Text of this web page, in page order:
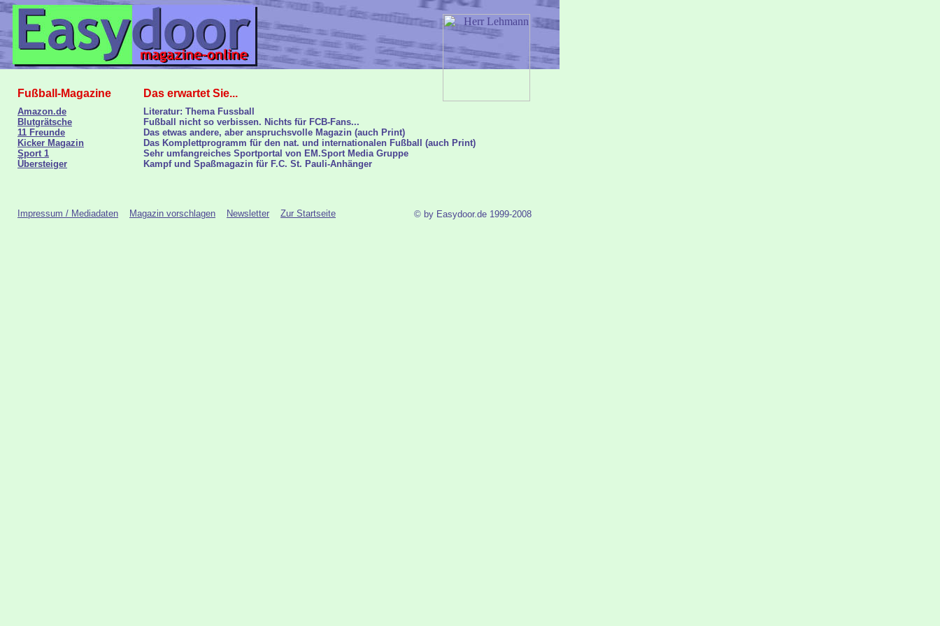
Fußball-Magazine Das erwartet Sie...
Amazon.de
Literatur: Thema Fussball
Blutgrätsche
Fußball nicht so verbissen. Nichts für FCB-Fans...
11 Freunde
Das etwas andere, aber anspruchsvolle Magazin (auch Print)
Kicker Magazin
Das Komplettprogramm für den nat. und internationalen Fußball (auch Print)
Sport 1
Sehr umfangreiches Sportportal von EM.Sport Media Gruppe
Übersteiger
Kampf und Spaßmagazin für F.C. St. Pauli-Anhänger
Impressum / Mediadaten Magazin vorschlagen Newsletter Zur Startseite © by Easydoor.de 1999-2008